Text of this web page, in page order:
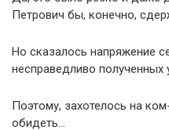
Петрович бы, конечно,
Но сказалось напряжение
несправедливо полученных
Поэтому, захотелось на
обидеть…